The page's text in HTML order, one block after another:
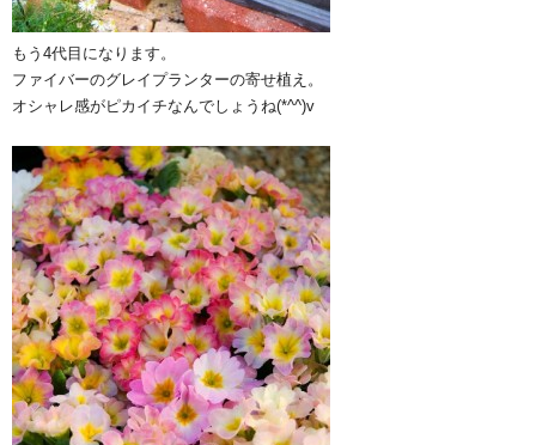
もう4代目になります。
ファイバーのグレイプランターの寄せ植え。
オシャレ感がピカイチなんでしょうね(*^^)v